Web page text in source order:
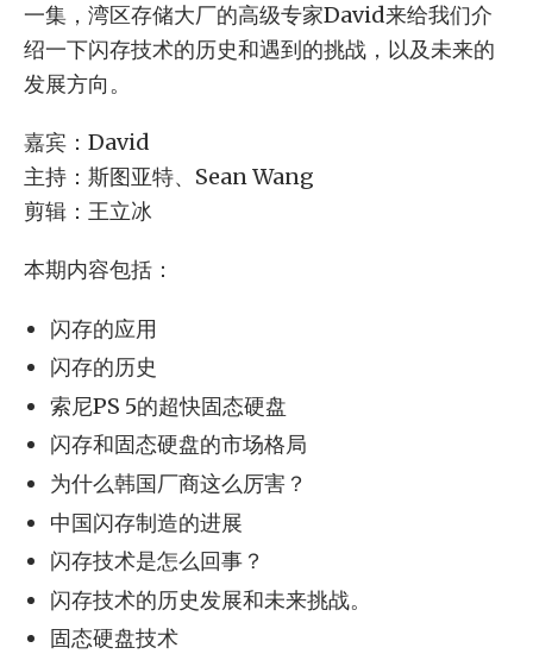
一集，湾区存储大厂的高级专家David来给我们介
绍一下闪存技术的历史和遇到的挑战，以及未来的
发展方向。
嘉宾：David
主持：斯图亚特、Sean Wang
剪辑：王立冰
本期内容包括：
闪存的应用
闪存的历史
索尼PS 5的超快固态硬盘
闪存和固态硬盘的市场格局
为什么韩国厂商这么厉害？
中国闪存制造的进展
闪存技术是怎么回事？
闪存技术的历史发展和未来挑战。
固态硬盘技术